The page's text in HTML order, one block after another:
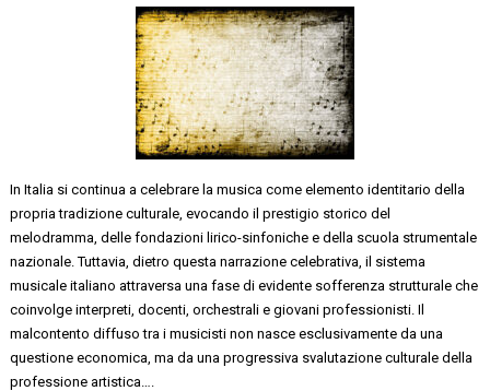
In Italia si continua a celebrare la musica come elemento identitario della
propria tradizione culturale, evocando il prestigio storico del
melodramma, delle fondazioni lirico-sinfoniche e della scuola strumentale
nazionale. Tuttavia, dietro questa narrazione celebrativa, il sistema
musicale italiano attraversa una fase di evidente sofferenza strutturale che
coinvolge interpreti, docenti, orchestrali e giovani professionisti. Il
malcontento diffuso tra i musicisti non nasce esclusivamente da una
questione economica, ma da una progressiva svalutazione culturale della
professione artistica….